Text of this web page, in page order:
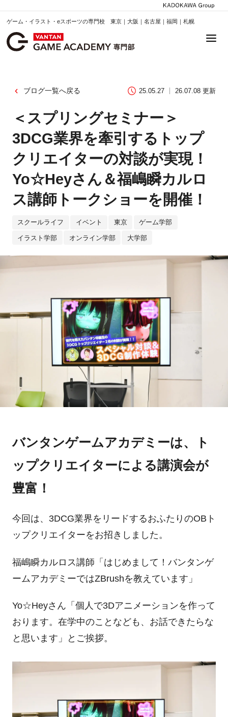
ゲーム・イラスト・eスポーツの専門校 東京｜大阪｜名古屋｜福岡｜札幌
ブログ一覧へ戻る 25.05.27 26.07.08 更新
＜スプリングセミナー＞
3DCG業界を牽引するトップ
クリエイターの対談が実現！
Yo☆Heyさん＆福嶋瞬カルロ
ス講師トークショーを開催！
スクールライフ イベント 東京 ゲーム学部
イラスト学部 オンライン学部 大学部
バンタンゲームアカデミーは、ト
ップクリエイターによる講演会が
豊富！
今回は、 3DCG業界をリードするおふたりのOB ト
ップクリエイターをお招きしました。
福嶋瞬カルロス講師「はじめまして！バンタンゲ
ームアカデミーではZBrushを教えています」
Yo☆Heyさん 「個人で3Dアニメーションを作って
おります。在学中のことなども、お話できたらな
と思います」とご挨拶。